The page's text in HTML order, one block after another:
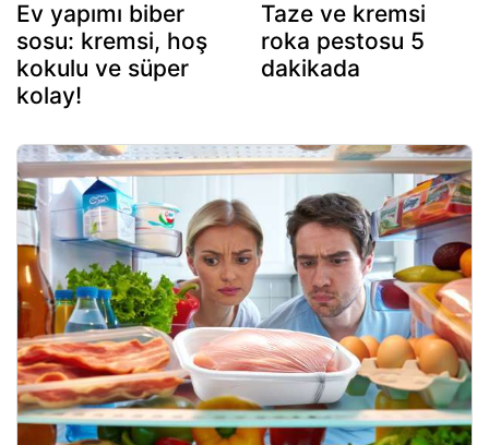
Ev yapımı biber
sosu: kremsi, hoş
kokulu ve süper
kolay!
Taze ve kremsi
roka pestosu 5
dakikada